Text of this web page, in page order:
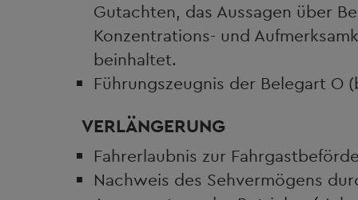
Gutachten, das Aussagen über
Konzentrations- und
beinhaltet.
Führungszeugnis der Belegart O
VERLÄNGERUNG
Fahrerlaubnis zur
Nachweis des Sehvermögens